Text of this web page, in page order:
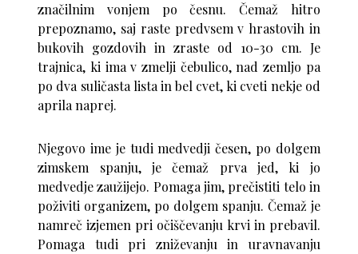
značilnim vonjem po česnu. Čemaž hitro
prepoznamo, saj raste predvsem v hrastovih in
bukovih gozdovih in zraste od 10-30 cm. Je
trajnica, ki ima v zmelji čebulico, nad zemljo pa
po dva suličasta lista in bel cvet, ki cveti nekje od
aprila naprej.
Njegovo ime je tudi medvedji česen, po dolgem
zimskem spanju, je čemaž prva jed, ki jo
medvedje zaužijejo. Pomaga jim, prečistiti telo in
poživiti organizem, po dolgem spanju. Čemaž je
namreč izjemen pri očiščevanju krvi in prebavil.
Pomaga tudi pri zniževanju in uravnavanju